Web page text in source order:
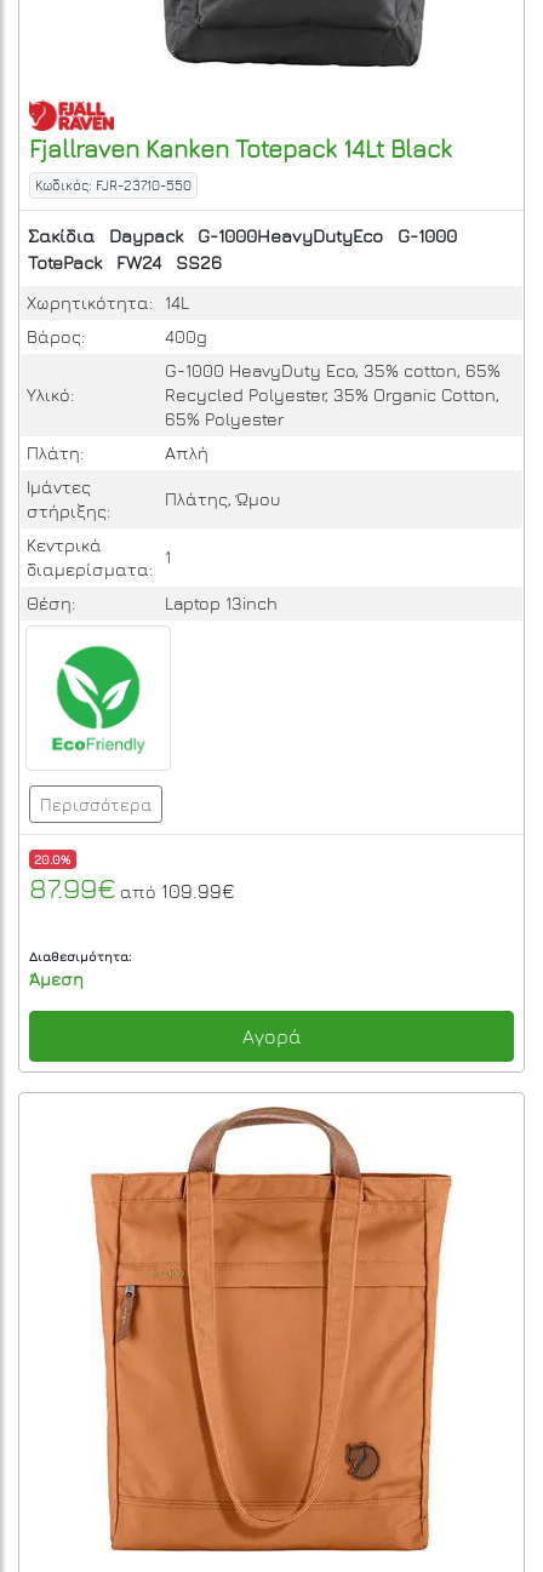
Fjallraven Kanken Totepack 14Lt Black
Κωδικός: FJR-23710-550
Σακίδια Daypack G-1000HeavyDutyEco
G-1000
TotePack
FW24
SS26
Χωρητικότητα:
14L
Βάρος:
400g
Υλικό:
G-1000 HeavyDuty Eco, 35% cotton, 65%
Recycled Polyester, 35% Organic Cotton,
65% Polyester
Πλάτη:
Απλή
Ιμάντες
στήριξης:
Πλάτης, Ώμου
Κεντρικά
διαμερίσματα:
1
Θέση: Laptop 13inch
Περισσότερα
20.0%
87.99€ από 109.99€
Διαθεσιμότητα:
Άμεση
Αγορά